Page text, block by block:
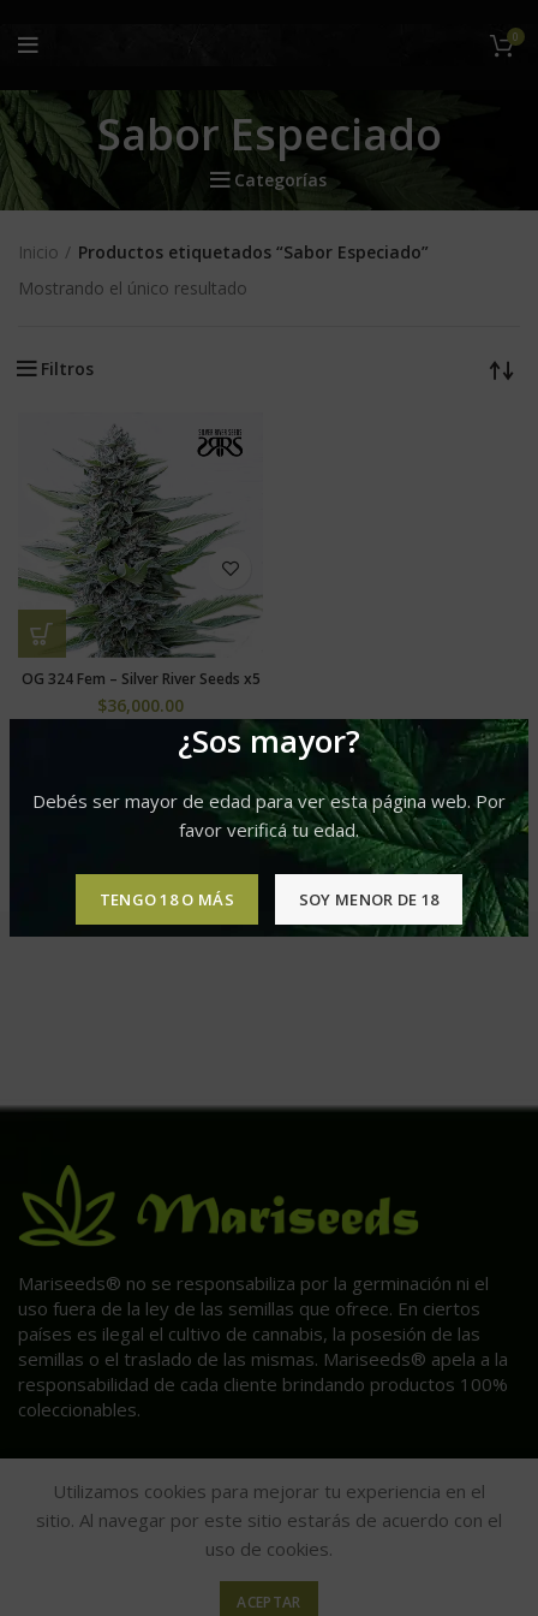
¿Sos mayor?
Debés ser mayor de edad para ver esta página web. Por
favor verificá tu edad.
TENGO 18 O MÁS SOY MENOR DE 18
0
Sabor Especiado
Categorías
Inicio
Productos etiquetados “Sabor Especiado”
Mostrando el único resultado
Filtros
OG 324 Fem – Silver River Seeds x5
$36,000.00
Mariseeds® no se responsabiliza por la germinación ni el
uso fuera de la ley de las semillas que ofrece. En ciertos
países es ilegal el cultivo de cannabis, la posesión de las
semillas o el traslado de las mismas. Mariseeds® apela a la
responsabilidad de cada cliente brindando productos 100%
coleccionables.
Utilizamos cookies para mejorar tu experiencia en el
sitio. Al navegar por este sitio estarás de acuerdo con el
uso de cookies.
ACEPTAR